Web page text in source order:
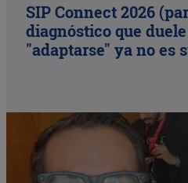
SIP Connect 2026
diagnóstico que
"adaptarse" ya no es